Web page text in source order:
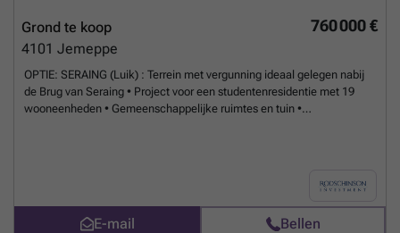
760 000 €
Grond te koop
4101 Jemeppe
OPTIE: SERAING (Luik) : Terrein met vergunning ideaal gelegen nabij
de Brug van Seraing • Project voor een studentenresidentie met 19
wooneenheden • Gemeenschappelijke ruimtes en tuin •
E-mail Bellen